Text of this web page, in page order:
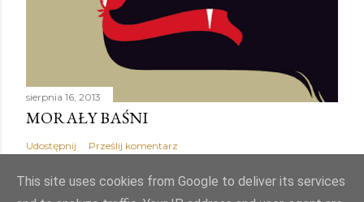
sierpnia 16, 2013
MORAŁY BAŚNI
Udostępnij Prześlij komentarz
This site uses cookies from Google to deliver its services